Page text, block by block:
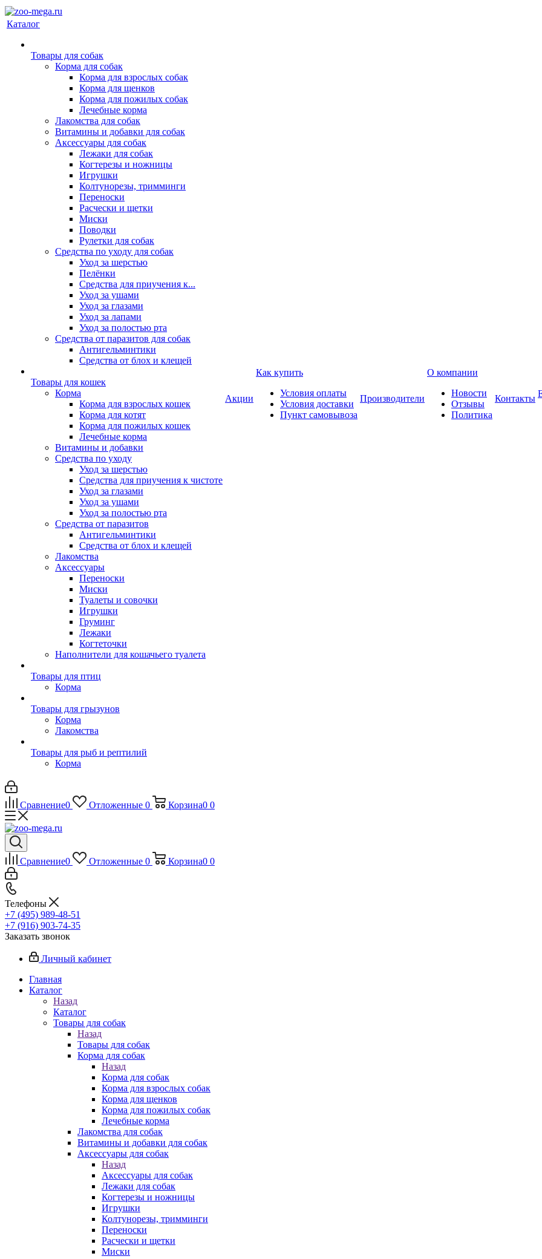
Каталог
Товары для собак
Корма для собак
Корма для взрослых собак
Корма для щенков
Корма для пожилых собак
Лечебные корма
Лакомства для собак
Витамины и добавки для собак
Аксессуары для собак
Лежаки для собак
Когтерезы и ножницы
Игрушки
Колтунорезы, тримминги
Переноски
Расчески и щетки
Миски
Поводки
Рулетки для собак
Средства по уходу для собак
Уход за шерстью
Пелёнки
Средства для приучения к...
Уход за ушами
Уход за глазами
Уход за лапами
Уход за полостью рта
Средства от паразитов для собак
Антигельминтики
Средства от блох и клещей
Товары для кошек
Корма
Корма для взрослых кошек
Корма для котят
Корма для пожилых кошек
Лечебные корма
Витамины и добавки
Средства по уходу
Уход за шерстью
Средства для приучения к чистоте
Уход за глазами
Уход за ушами
Уход за полостью рта
Средства от паразитов
Антигельминтики
Средства от блох и клещей
Лакомства
Аксессуары
Переноски
Миски
Туалеты и совочки
Игрушки
Груминг
Лежаки
Когтеточки
Наполнители для кошачьего туалета
Товары для птиц
Корма
Товары для грызунов
Корма
Лакомства
Товары для рыб и рептилий
Корма
Акции
Как купить
Условия оплаты
Условия доставки
Пункт самовывоза
Производители
О компании
Новости
Отзывы
Политика
Контакты
Сравнение0 Отложенные 0 Корзина0 0
Сравнение0 Отложенные 0 Корзина0 0
Телефоны
+7 (495) 989-48-51
+7 (916) 903-74-35
Заказать звонок
Личный кабинет
Главная
Каталог
Назад
Каталог
Товары для собак
Назад
Товары для собак
Корма для собак
Назад
Корма для собак
Корма для взрослых собак
Корма для щенков
Корма для пожилых собак
Лечебные корма
Лакомства для собак
Витамины и добавки для собак
Аксессуары для собак
Назад
Аксессуары для собак
Лежаки для собак
Когтерезы и ножницы
Игрушки
Колтунорезы, тримминги
Переноски
Расчески и щетки
Миски